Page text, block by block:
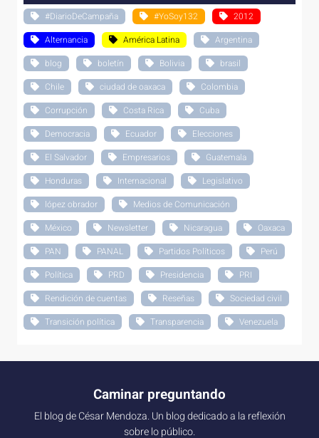
#DiarioDeCampaña #YoSoy132
2012
Alternancia
América Latina
Argentina
blog
boletín Bolivia
brasil
Chile
ciudad de oaxaca
Colombia
Corrupción
Costa Rica
Cuba
Democracia
Ecuador
Elecciones
El Salvador
Empresarios
Guatemala
Honduras
Internacional
Legislativo
lópez obrador
Medios de Comunicación
México
Newsletter Nicaragua
Oaxaca
PAN
PANAL Partidos Políticos
Perú
Política
PRD Presidencia
PRI
Rendición de cuentas
Reseñas
Sociedad civil
Transición política
Transparencia Venezuela
Caminar preguntando
El blog de César Mendoza. Un blog dedicado a la reflexión
sobre lo público.